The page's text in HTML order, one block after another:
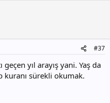
#37
yıl arayış yani. Yaş da
kuranı sürekli okumak.